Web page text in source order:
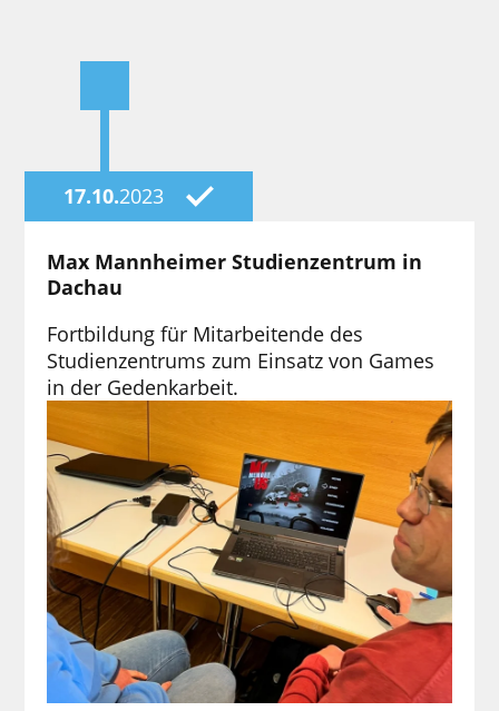
17.10.2023
Max Mannheimer Studienzentrum in
Dachau
Fortbildung für Mitarbeitende des
Studienzentrums zum Einsatz von Games
in der Gedenkarbeit.